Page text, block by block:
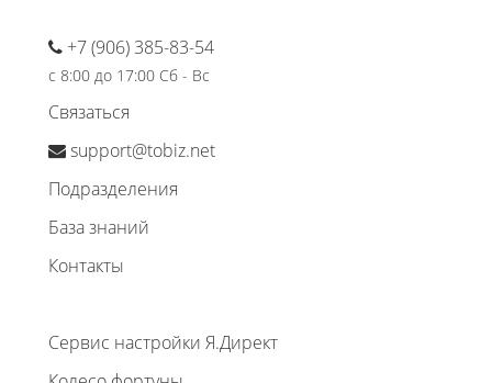
+7 (906) 385-83-54
с 8:00 до 17:00 Сб - Вс
Связаться
support@tobiz.net
Подразделения
База знаний
Контакты
Сервис настройки Я.Директ